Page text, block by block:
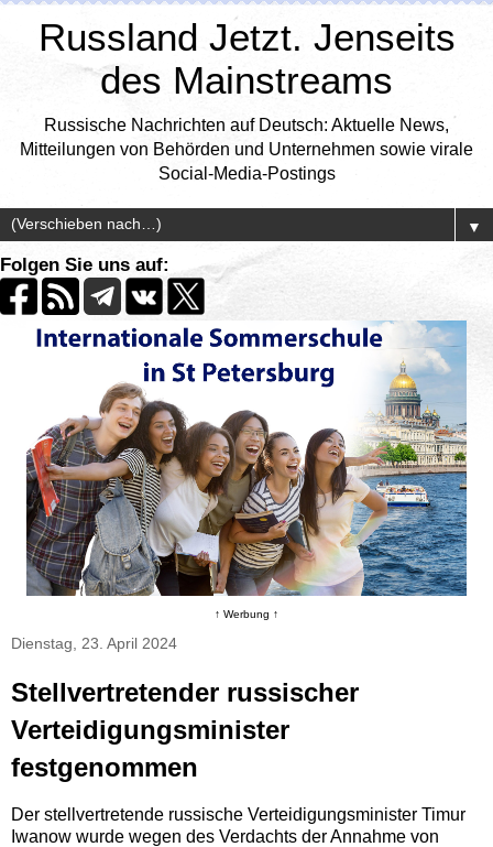
Russland Jetzt. Jenseits
des Mainstreams
Russische Nachrichten auf Deutsch: Aktuelle News,
Mitteilungen von Behörden und Unternehmen sowie virale
Social-Media-Postings
▼
Folgen Sie uns auf:
↑ Werbung ↑
Dienstag, 23. April 2024
Stellvertretender russischer
Verteidigungsminister
festgenommen
Der stellvertretende russische Verteidigungsminister Timur
Iwanow wurde wegen des Verdachts der Annahme von